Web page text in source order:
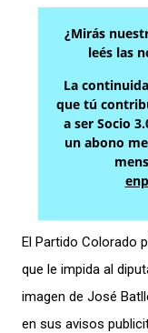
¿Mirás
leés las
La
que tú
a ser Socio
un abono
El Partido Colorado
que le impida al
imagen de José
en sus avisos